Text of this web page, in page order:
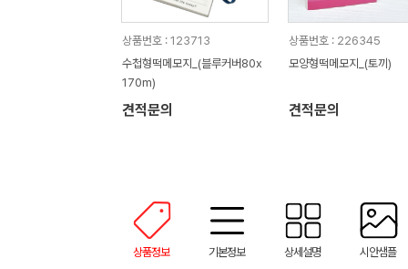
상품번호 : 123713
수첩형떡메모지_(블루커버80x
170m)
견적문의
상품번호 : 226345
모양형떡메모지_(토끼)
견적문의
상품정보 기본정보 상세설명 시안샘플